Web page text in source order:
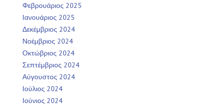
Φεβρουάριος 2025
Ιανουάριος 2025
Δεκέμβριος 2024
Νοέμβριος 2024
Οκτώβριος 2024
Σεπτέμβριος 2024
Αύγουστος 2024
Ιούλιος 2024
Ιούνιος 2024